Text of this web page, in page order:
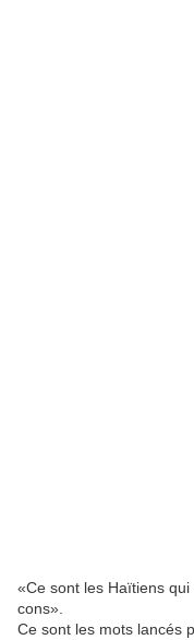
«Ce sont les Haïtiens
cons».
Ce sont les mots lancés